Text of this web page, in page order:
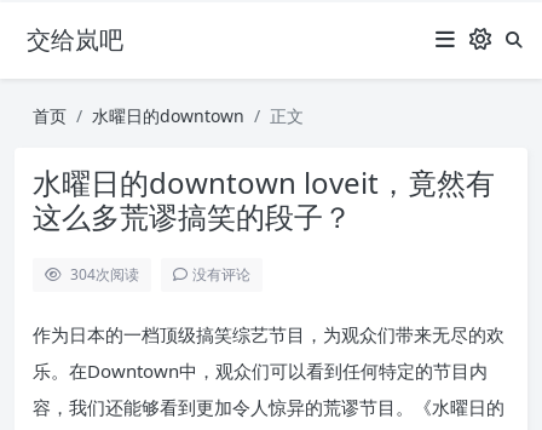
交给岚吧
首页 水曜日的downtown 正文
水曜日的downtown loveit，竟然有
这么多荒谬搞笑的段子？
304次阅读 没有评论
作为日本的一档顶级搞笑综艺节目，为观众们带来无尽的欢
乐。在Downtown中，观众们可以看到任何特定的节目内
容，我们还能够看到更加令人惊异的荒谬节目。《水曜日的